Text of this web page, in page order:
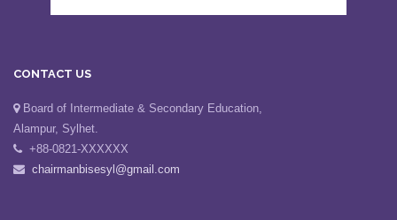
Board of Intermediate & Secondary Education,
Alampur, Sylhet.
+88-0821-XXXXXX